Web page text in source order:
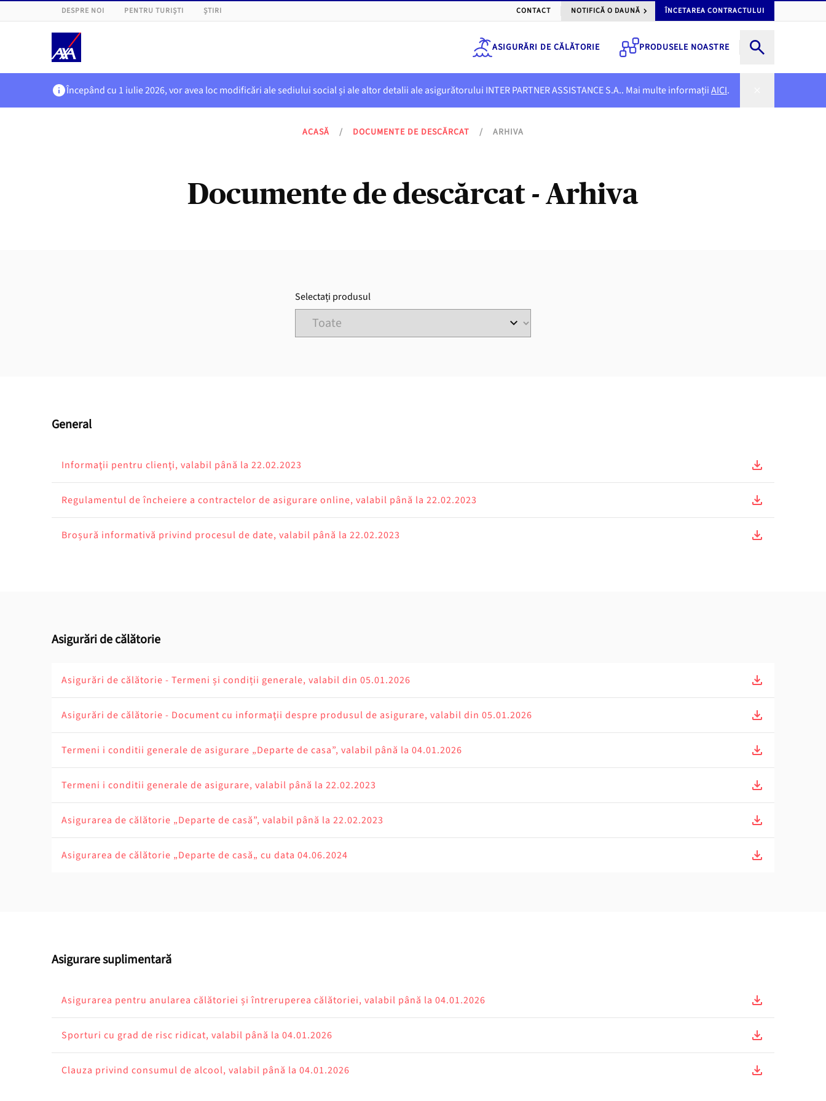
DESPRE NOI PENTRU TURIȘTI ȘTIRI CONTACT NOTIFICĂ O DAUNĂ ÎNCETAREA CONTRACTULUI
ASIGURĂRI DE CĂLĂTORIE PRODUSELE NOASTRE
Începând cu 1 iulie 2026, vor avea loc modificări ale sediului social și ale altor detalii ale asigurătorului INTER PARTNER ASSISTANCE S.A.. Mai multe informațiiAICI.
ACASĂ / DOCUMENTE DE DESCĂRCAT / ARHIVA
Documente de descărcat - Arhiva
Selectați produsul
General
Informaţii pentru clienţi, valabil până la 22.02.2023
Regulamentul de încheiere a contractelor de asigurare online, valabil până la 22.02.2023
Broșură informativă privind procesul de date, valabil până la 22.02.2023
Asigurări de călătorie
Asigurări de călătorie - Termeni și condiții generale, valabil din 05.01.2026
Asigurări de călătorie - Document cu informaţii despre produsul de asigurare, valabil din 05.01.2026
Termeni i conditii generale de asigurare „Departe de casa”, valabil până la 04.01.2026
Termeni i conditii generale de asigurare, valabil până la 22.02.2023
Asigurarea de călătorie „Departe de casă”, valabil până la 22.02.2023
Asigurarea de călătorie „Departe de casă„ cu data 04.06.2024
Asigurare suplimentară
Asigurarea pentru anularea călătoriei și întreruperea călătoriei, valabil până la 04.01.2026
Sporturi cu grad de risc ridicat, valabil până la 04.01.2026
Clauza privind consumul de alcool, valabil până la 04.01.2026